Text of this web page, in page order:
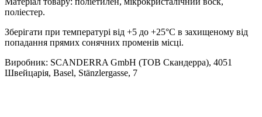
поліестер.
Зберігати при температурі від +5 до +25°C в захищеному від
попадання прямих сонячних променів місці.
Виробник: SCANDERRA GmbH (ТОВ Скандерра), 4051
Швейцарія, Basel, Stänzlergasse, 7